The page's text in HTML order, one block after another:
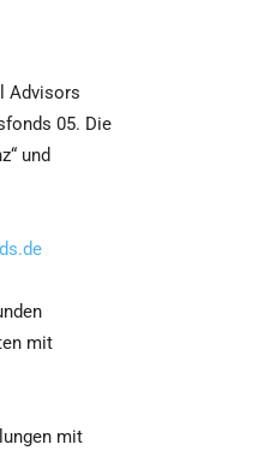
Advisors
05. Die
und
mit
mit